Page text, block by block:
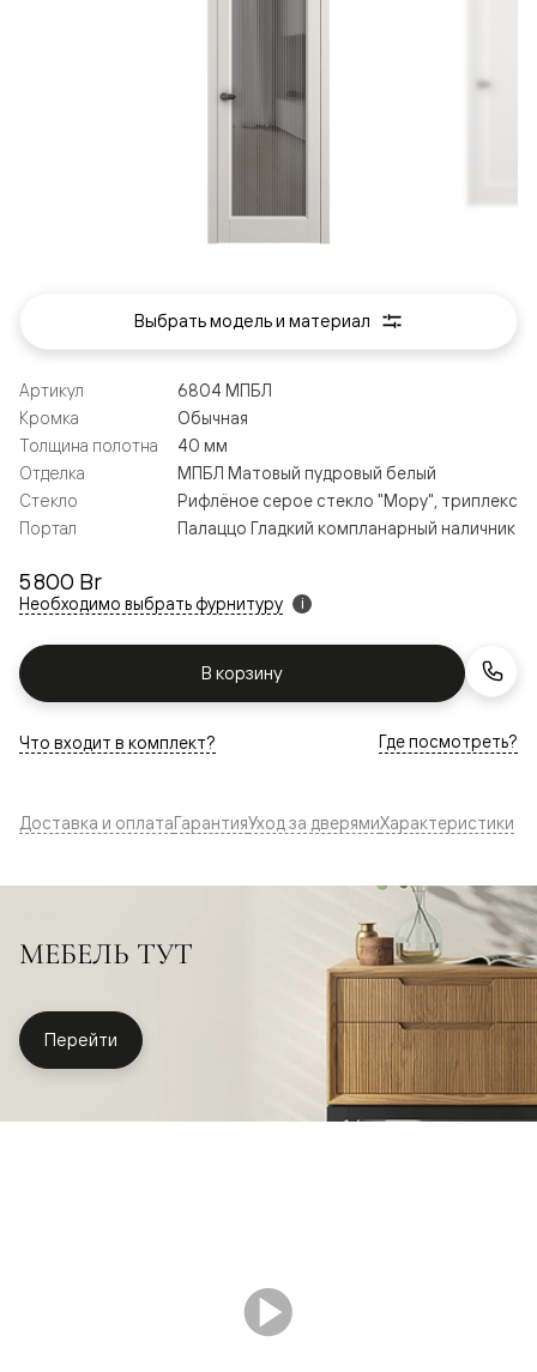
5 800 Br
Необходимо выбрать фурнитуру i
В корзину
Артикул
6804 МПБЛ
Кромка
Обычная
Толщина полотна
40 мм
Отделка
МПБЛ Матовый пудровый белый
Стекло
Рифлёное серое стекло "Мору", триплекс
Портал
Палаццо Гладкий компланарный наличник
Что входит в комплект? Где посмотреть?
Выбрать модель и материал
Доставка и оплатаГарантияУход за дверямиХарактеристики
МЕБЕЛЬ ТУТ
Перейти